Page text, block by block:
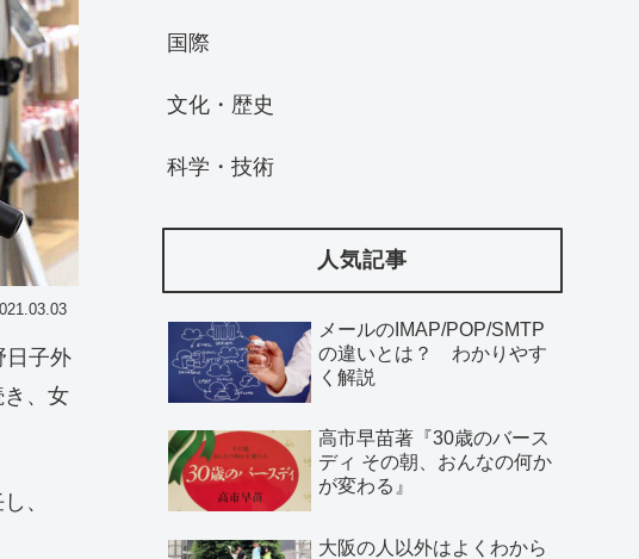
日子外
、女
、
国際
文化・歴史
科学・技術
人気記事
メールのIMAP/POP/SMTP
の違いとは？ わかりやす
く解説
高市早苗著『30歳のバース
ディ その朝、おんなの何か
が変わる』
大阪の人以外はよくわから